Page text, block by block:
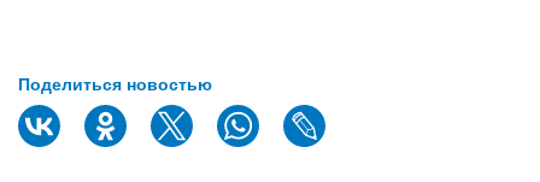
Поделиться новостью